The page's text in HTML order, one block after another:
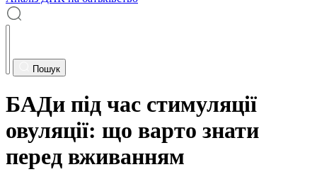
Пошук
БАДи під час стимуляції
овуляції: що варто знати
перед вживанням